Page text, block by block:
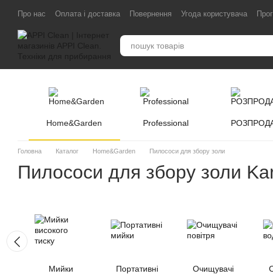
Перейти до основного контенту
Про нас Оплата і доставка Повернення Угода користувача
Home&Garden Professional
Головна Каталог Home&Garden Пилососи для збору золи
Пилососи для збору золи
Мийки
Портативні
Очищувачі